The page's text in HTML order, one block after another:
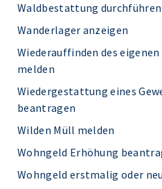
Waldbestattung durchführen
Wanderlager anzeigen
Wiederauffinden des
melden
Wiedergestattung eines
beantragen
Wilden Müll melden
Wohngeld Erhöhung
Wohngeld erstmalig oder